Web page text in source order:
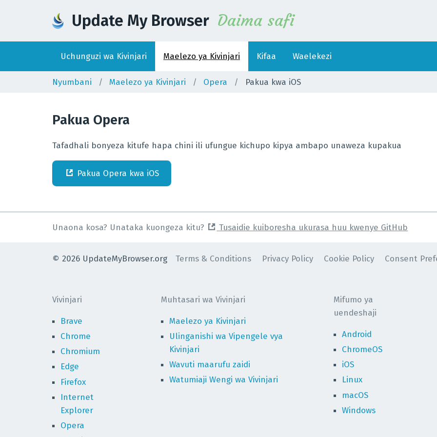
Update My Browser Daima safi
Uchunguzi wa Kivinjari Maelezo ya Kivinjari Kifaa Waelekezi
Nyumbani Maelezo ya Kivinjari Opera Pakua kwa iOS
Pakua Opera
Tafadhali bonyeza kitufe hapa chini ili ufungue kichupo kipya ambapo unaweza kupakua
Pakua Opera kwa iOS
Unaona kosa? Unataka kuongeza kitu? Tusaidie kuiboresha ukurasa huu kwenye GitHub
© 2026 UpdateMyBrowser.org Terms & Conditions Privacy Policy Cookie Policy Consent
Vivinjari
Brave
Chrome
Chromium
Edge
Firefox
Internet
Explorer
Opera
Muhtasari wa Vivinjari
Maelezo ya Kivinjari
Ulinganishi wa Vipengele vya
Kivinjari
Wavuti maarufu zaidi
Watumiaji Wengi wa Vivinjari
Mifumo ya
uendeshaji
Android
ChromeOS
iOS
Linux
macOS
Windows